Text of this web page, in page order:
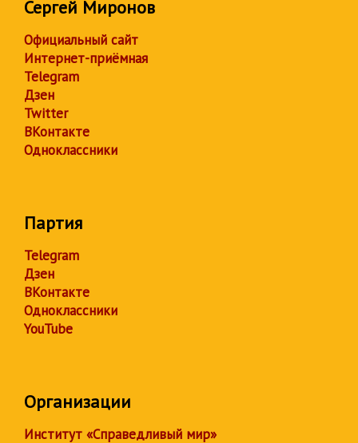
Сергей Миронов
Официальный сайт
Интернет-приёмная
Telegram
Дзен
Twitter
ВКонтакте
Одноклассники
Партия
Telegram
Дзен
ВКонтакте
Одноклассники
YouTube
Организации
Институт «Справедливый мир»